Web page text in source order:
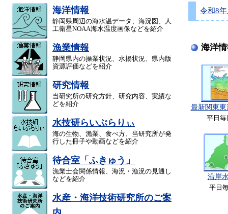
海洋情報
静岡県周辺の海水温データ、海況図、人
工衛星NOAA海水温度画像などを紹介
漁業情報
静岡県内の操業状況、水揚状況、県内版
資源評価などを紹介
研究情報
当研究所の研究方針、研究内容、実績な
どを紹介
水技研らいぶらりぃ
海の生物、漁業、食べ方、当研究所が発
行した冊子や動画などを紹介
待合室「ふきゅう」
漁業士会関係情報、海況・漁況の見通し
などを紹介
水産・海洋技術研究所のご案
令和8
海洋
最新関東
平日毎
沿岸
平日